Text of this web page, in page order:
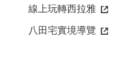
線上玩轉西拉雅
八田宅實境導覽